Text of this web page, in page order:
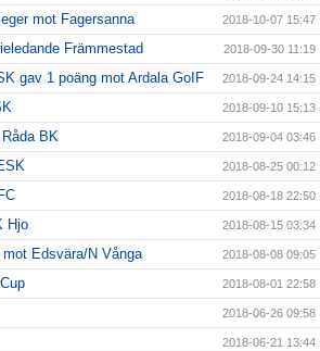
mot Fagersanna 2018-10-07 15:47
Främmestad 2018-09-30 11:19
gav 1 poäng mot Ardala GoIF 2018-09-24 14:15
2018-09-10 15:13
BK 2018-09-04 03:46
2018-08-25 00:12
2018-08-18 22:50
Hjo 2018-08-15 03:34
Edsvära/N Vånga 2018-08-08 09:05
2018-08-01 22:58
2018-06-26 09:58
2018-06-21 13:44